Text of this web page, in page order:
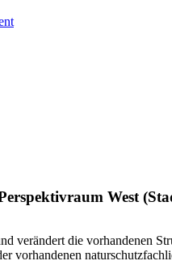
West
verändert die vorhandenen
vorhandenen